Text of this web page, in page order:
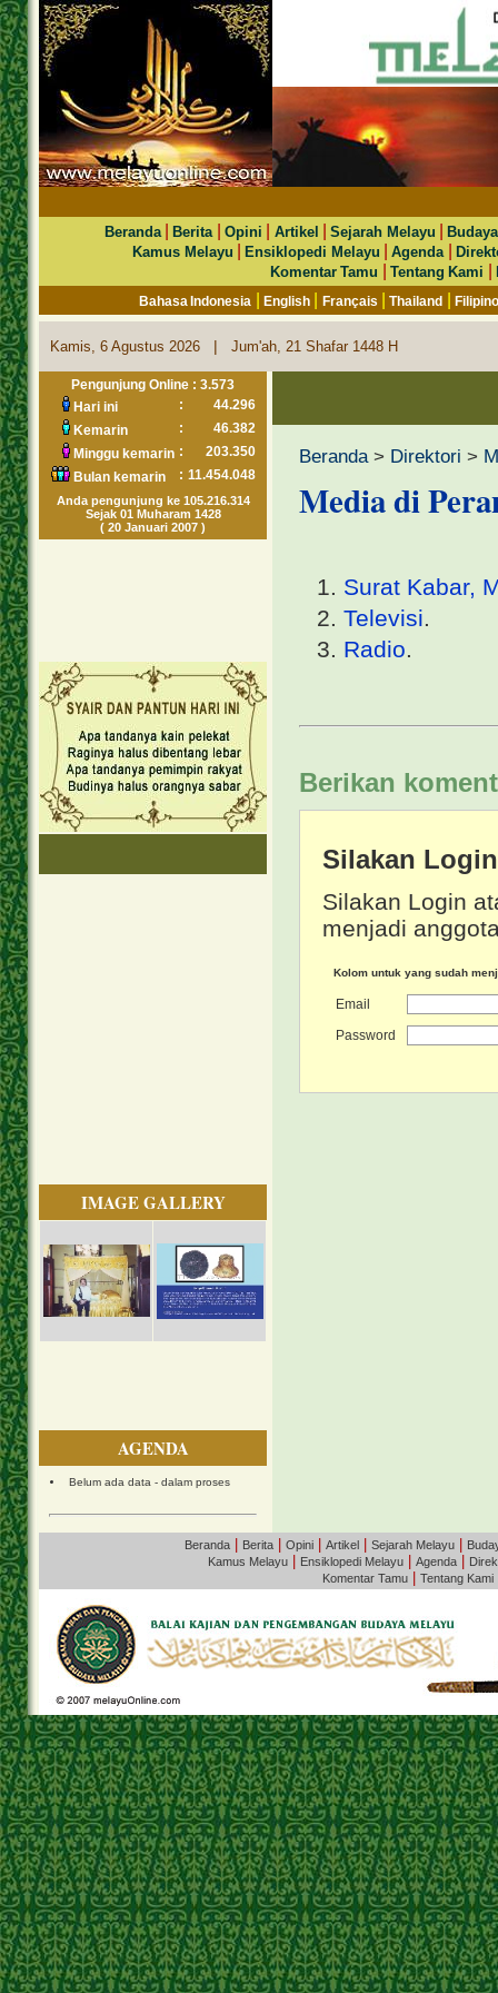
Beranda|Berita Opini Artikel |Sejarah Melayu |
Kamus Melayu
|Ensiklopedi Melayu |Agenda |
Komentar Tamu
|Tentang Kami |
Bahasa Indonesia |English Français |Thailand |
Kamis, 6 Agustus 2026 | Jum'ah, 21 Shafar 1448 H
Pengunjung Online : 3.573
Hari ini
:
44.296
Kemarin
:
46.382
Minggu kemarin :
203.350
Bulan kemarin
: 11.454.048
Anda pengunjung ke 105.216.314
Sejak 01 Muharam 1428
( 20 Januari 2007 )
IMAGE GALLERY
AGENDA
Belum ada data - dalam proses
Beranda> Direktori >
Media di
Surat Kabar,
Televisi.
Radio.
Berikan
Silakan
Silakan Login
menjadi
Kolom untuk yang sudah
Email
Password
Beranda Berita Opini Artikel Sejarah Melayu
Kamus Melayu
Ensiklopedi Melayu Agenda
Komentar Tamu
Tentang Kami